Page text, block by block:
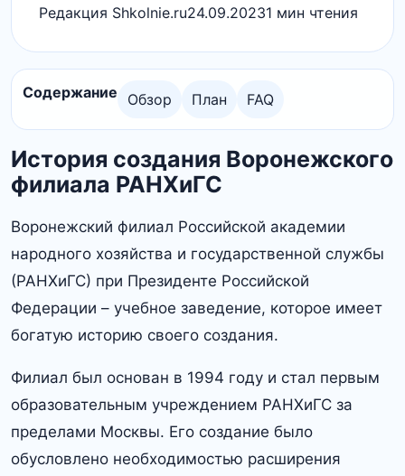
Редакция Shkolnie.ru24.09.20231 мин чтения
Содержание Обзор План FAQ
История создания Воронежского
филиала РАНХиГС
Воронежский филиал Российской академии
народного хозяйства и государственной службы
(РАНХиГС) при Президенте Российской
Федерации – учебное заведение, которое имеет
богатую историю своего создания.​
Филиал был основан в 1994 году и стал первым
образовательным учреждением РАНХиГС за
пределами Москвы.​ Его создание было
обусловлено необходимостью расширения